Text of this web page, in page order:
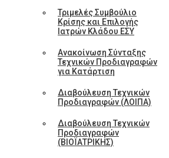
Τριμελές Συμβούλιο
Κρίσης και Επιλογής
Ιατρών Κλάδου ΕΣΥ
Ανακοίνωση Σύνταξης
Τεχνικών Προδιαγραφών
για Κατάρτιση
Διαβούλευση Τεχνικών
Προδιαγραφών (ΛΟΙΠΑ)
Διαβούλευση Τεχνικών
Προδιαγραφών
(ΒΙΟΪΑΤΡΙΚΗΣ)